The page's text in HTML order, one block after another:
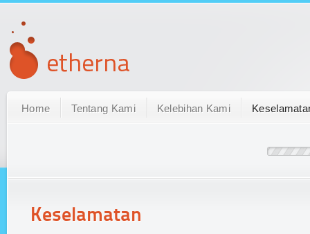
Home Tentang Kami Kelebihan Kami
Keselamatan